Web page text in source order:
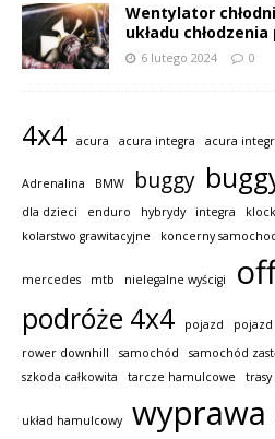
Wentylator
układu
6 lutego 2024 0
4x4 acura acura integra acura
Adrenalina BMW buggy
dla dzieci
enduro hybrydy integra
kolarstwo grawitacyjne
koncerny
mercedes mtb nielegalne wyścigi
podróże 4x4 pojazd
rower downhill
samochód samochód
szkoda całkowita
tarcze hamulcowe
układ hamulcowy
wyprawa